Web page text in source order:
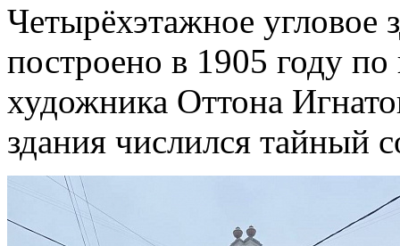
Четырёхэтажное угловое
построено в 1905 году по
художника Оттона
здания числился тайный